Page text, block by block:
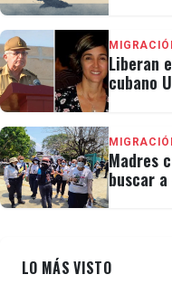
Liberan
cubano
Madres
buscar
LO MÁS VISTO